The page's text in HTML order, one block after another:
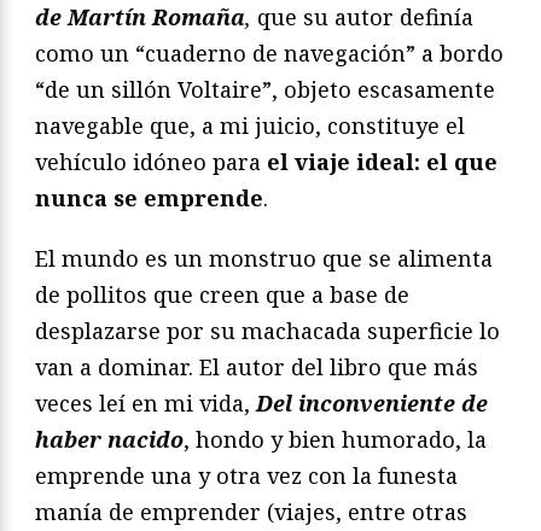
de Martín Romaña, que su autor definía
como un “cuaderno de navegación” a bordo
“de un sillón Voltaire”, objeto escasamente
navegable que, a mi juicio, constituye el
vehículo idóneo para el viaje ideal: el que
nunca se emprende.
El mundo es un monstruo que se alimenta
de pollitos que creen que a base de
desplazarse por su machacada superficie lo
van a dominar. El autor del libro que más
veces leí en mi vida, Del inconveniente de
haber nacido, hondo y bien humorado, la
emprende una y otra vez con la funesta
manía de emprender (viajes, entre otras